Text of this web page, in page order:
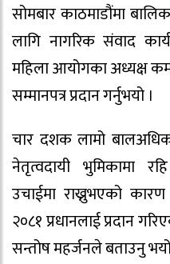
सोमबार काठमाडौंमा
लागि नागरिक संवाद
महिला आयोगका अध्यक्ष
सम्मानपत्र प्रदान गर्नुभयो ।
चार दशक लामो
नेतृत्वदायी भुमिकामा
उचाईमा राख्नुभएको कारण
२०८१ प्रधानलाई प्रदान
सन्तोष महर्जनले बताउनु